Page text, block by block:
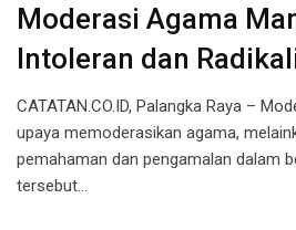
Moderasi Agama
Intoleran dan
CATATAN.CO.ID, Palangka Raya –
upaya memoderasikan agama,
pemahaman dan pengamalan dalam
tersebut…